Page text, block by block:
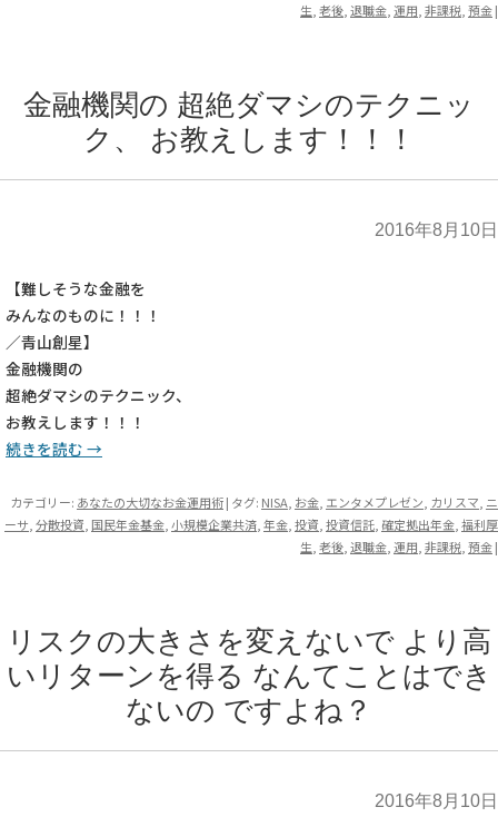
生 老後 退職金 運用 非課税 預金|
金融機関の 超絶ダマシのテクニッ
ク、 お教えします！！！
2016年8月10日
【難しそうな金融を
みんなのものに！！！
／青山創星】
金融機関の
超絶ダマシのテクニック、
お教えします！！！
続きを読む →
カテゴリー: あなたの大切なお金運用術| タグ: NISA お金 エンタメプレゼン カリスマ ニ
ーサ 分散投資 国民年金基金 小規模企業共済 年金 投資 投資信託 確定拠出年金 福利厚
生 老後 退職金 運用 非課税 預金|
リスクの大きさを変えないで より高
いリターンを得る なんてことはでき
ないの ですよね？
2016年8月10日